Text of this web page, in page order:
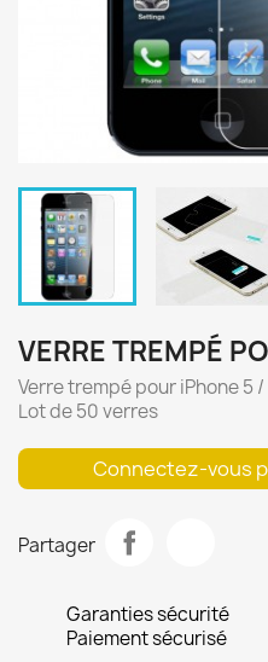
VERRE TREMPÉ
Verre trempé pour iPhone 5 /
Lot de 50 verres
Connectez-vous
Partager
Garanties sécurité
Paiement sécurisé